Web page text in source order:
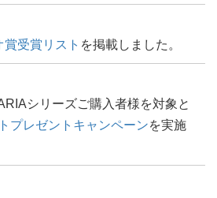
受賞リスト を掲載しました。
シリーズご購入者様を対象と
プレゼントキャンペーンを実施